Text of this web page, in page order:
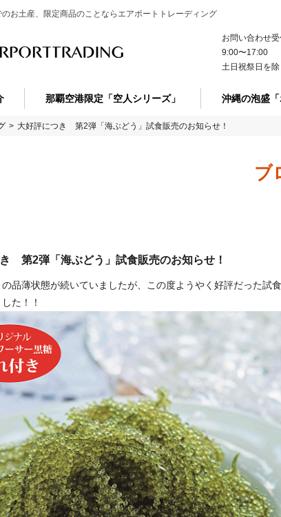
お土産、限定商品のことなら エアポートトレーディング
お問い合わせ受
9:00〜17:00
土日祝祭日を除
那覇空港限定「空人シリーズ」 沖縄の泡盛「
> 大好評につき 第2弾「海ぶどう」試食販売のお知らせ！
ブ
第2弾「海ぶどう」試食販売のお知らせ！
の品薄状態が続いていましたが、この度ようやく好評だった試
た！！